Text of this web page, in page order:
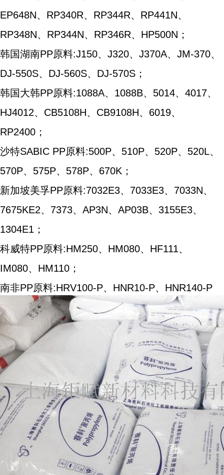
EP648N、RP340R、RP344R、RP441N、
RP348N、RP344N、RP346R、HP500N；
韩国湖南PP原料:J150、J320、J370A、JM-370、
DJ-550S、DJ-560S、DJ-570S；
韩国大韩PP原料:1088A、1088B、5014、4017、
HJ4012、CB5108H、CB9108H、6019、
RP2400；
沙特SABIC PP原料:500P、510P、520P、520L、
570P、575P、578P、670K；
新加坡美孚PP原料:7032E3、7033E3、7033N、
7675KE2、7373、AP3N、AP03B、3155E3、
1304E1；
科威特PP原料:HM250、HM080、HF111、
IM080、HM110；
南非PP原料:HRV100-P、HNR10-P、HNR140-P